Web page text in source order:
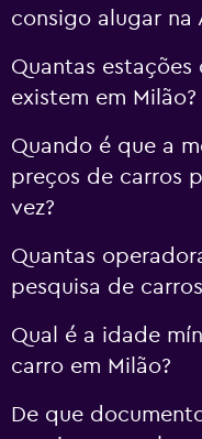
consigo alugar na
Quantas estações
existem em Milão?
Quando é que a
preços de carros
vez?
Quantas
pesquisa de
Qual é a idade
carro em Milão?
De que